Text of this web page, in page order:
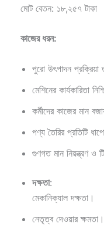
মোট বেতন: ১৮,২৫৭ টাকা
কাজের ধরন:
পুরো উৎপাদন প্রক্রিয়া
মেশিনের কার্যকারিতা
কর্মীদের কাজের মান
পণ্য তৈরির প্রতিটি
গুণগত মান নিয়ন্ত্রণ ও
দক্ষতা:
মেকানিক্যাল দক্ষতা।
নেতৃত্ব দেওয়ার ক্ষমতা।